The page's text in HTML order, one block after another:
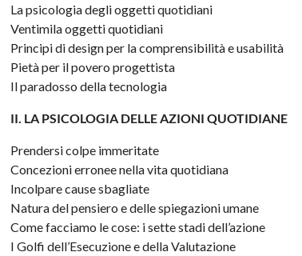
La psicologia degli oggetti quotidiani
Ventimila oggetti quotidiani
Principi di design per la comprensibilità e usabilità
Pietà per il povero progettista
Il paradosso della tecnologia
II. LA PSICOLOGIA DELLE AZIONI QUOTIDIANE
Prendersi colpe immeritate
Concezioni erronee nella vita quotidiana
Incolpare cause sbagliate
Natura del pensiero e delle spiegazioni umane
Come facciamo le cose: i sette stadi dell’azione
I Golfi dell’Esecuzione e della Valutazione